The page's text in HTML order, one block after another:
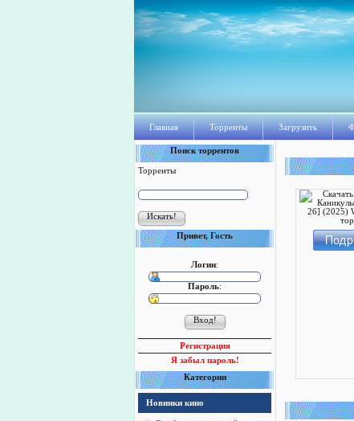
Главная Торренты Загрузить
Поиск торрентов
Торренты
Привет, Гость
Логин:
Пароль:
Регистрация
Я забыл пароль!
Категории
Новинки кино